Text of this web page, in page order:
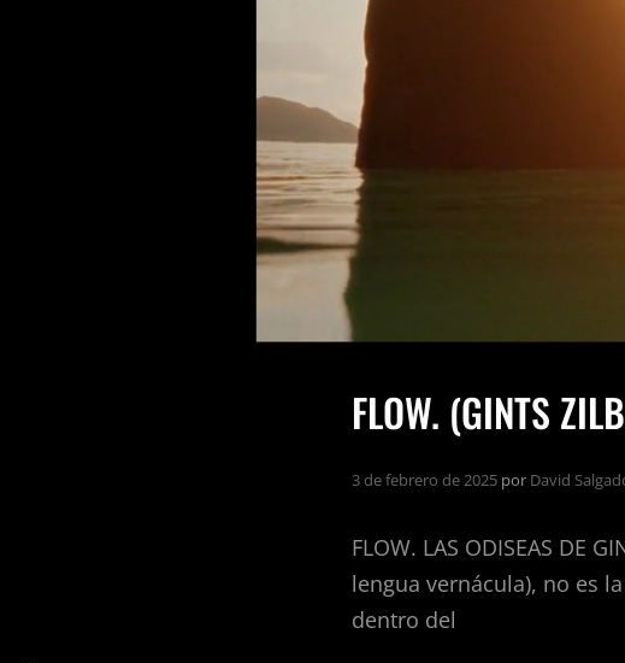
FLOW. (GINTS
3 de febrero de 2025 por David
FLOW. LAS ODISEAS DE
lengua vernácula), no es
dentro del